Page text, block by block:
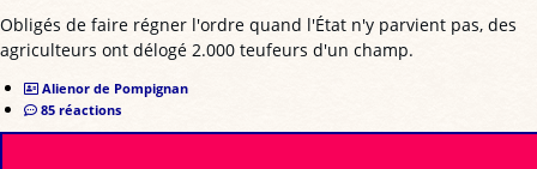
Obligés de faire régner l'ordre quand l'État n'y parvient pas, des
agriculteurs ont délogé 2.000 teufeurs d'un champ.
Alienor de Pompignan
85 réactions